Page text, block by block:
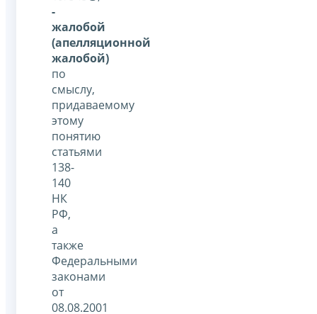
-
жалобой
(апелляционной
жалобой)
по
смыслу,
придаваемому
этому
понятию
статьями
138-
140
НК
РФ,
а
также
Федеральными
законами
от
08.08.2001